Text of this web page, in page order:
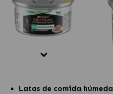
Latas de comida húmeda